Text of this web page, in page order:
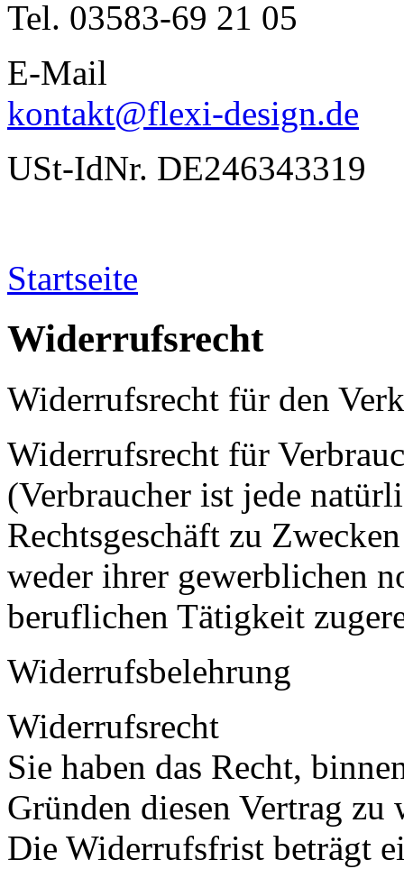
Tel. 03583-69 21 05
E-Mail
kontakt@flexi-design.de
USt-IdNr. DE246343319
Startseite
Widerrufsrecht
Widerrufsrecht für den
Widerrufsrecht für
(Verbraucher ist jede
Rechtsgeschäft zu
weder ihrer gewerblichen
beruflichen Tätigkeit
Widerrufsbelehrung
Widerrufsrecht
Sie haben das Recht,
Gründen diesen Vertrag zu
Die Widerrufsfrist beträgt